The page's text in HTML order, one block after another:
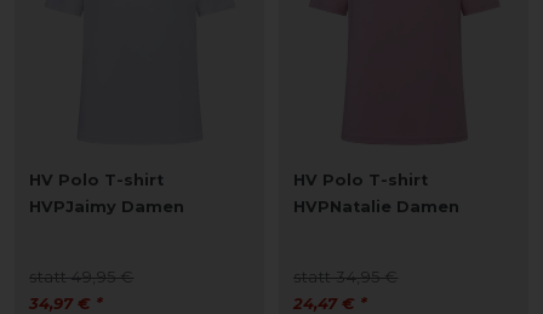
HV Polo T-shirt
HVPJaimy Damen
statt 49,95 €
34,97 € *
HV Polo T-shirt
HVPNatalie Damen
statt 34,95 €
24,47 € *